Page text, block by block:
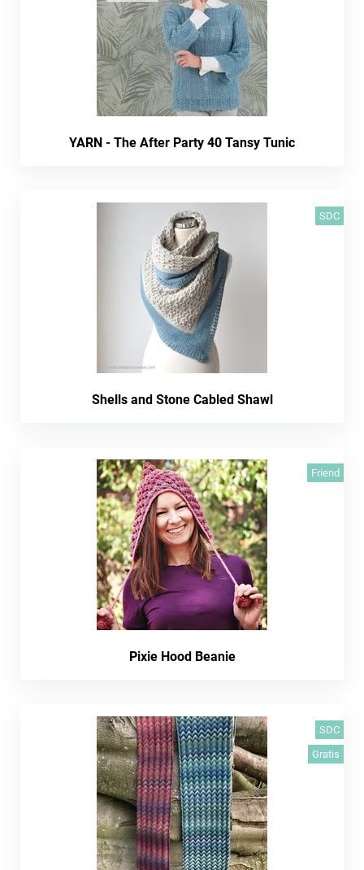
YARN - The After Party 40 Tansy Tunic
SDC
Shells and Stone Cabled Shawl
Friend
Pixie Hood Beanie
SDC
Gratis